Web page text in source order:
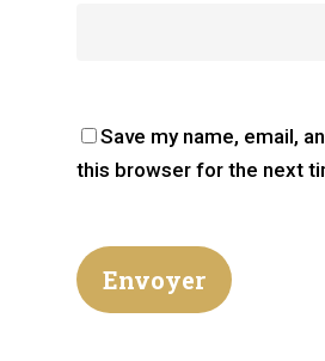
Save my name, email,
this browser for the next